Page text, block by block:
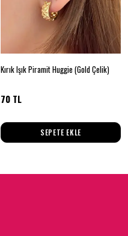
Kırık Işık Piramit Huggie (Gold Çelik)
70 TL
SEPETE EKLE